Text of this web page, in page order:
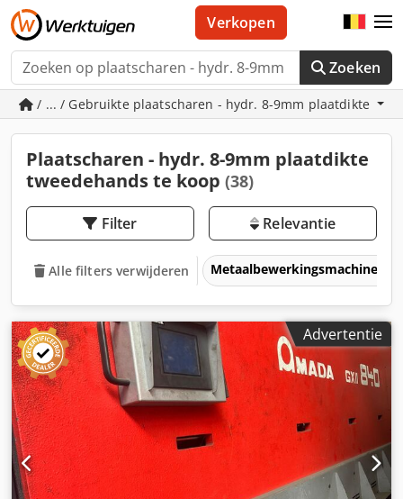
Zoeken
Verkopen
/ ... / Gebruikte plaatscharen - hydr. 8-9mm plaatdikte
Plaatscharen - hydr. 8-9mm plaatdikte
tweedehands te koop (38)
Filter Relevantie
Alle filters verwijderen Metaalbewerkingsmachines
Advertentie